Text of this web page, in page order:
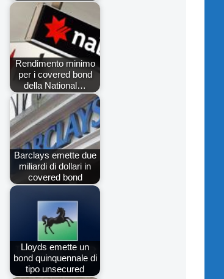
Rendimento minimo
per i covered bond
della National…
Barclays emette due
miliardi di dollari in
covered bond
Lloyds emette un
bond quinquennale di
tipo unsecured